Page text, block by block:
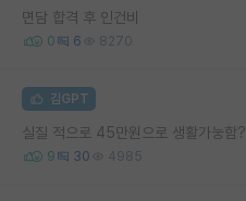
면담 합격 후 인건비
0 6 8270
김GPT
실질 적으로 45만원으로 생활가눙함?
9 30 4985